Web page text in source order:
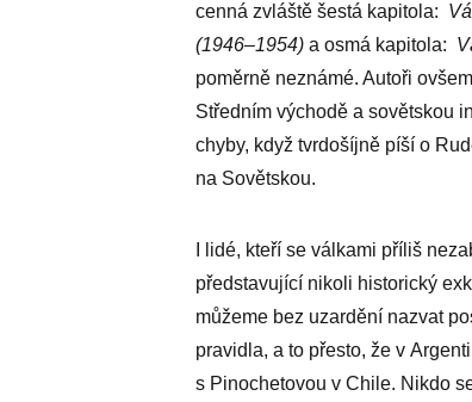
cenná zvláště šestá kapitola:
(1946–1954) a osmá kapitola:
poměrně neznámé. Autoři
Středním východě a sovětskou
chyby, když tvrdošíjně píší o
na Sovětskou.
I lidé, kteří se válkami příliš
představující nikoli historický
můžeme bez uzardění nazvat
pravidla, a to přesto, že v
s Pinochetovou v Chile. Nikdo